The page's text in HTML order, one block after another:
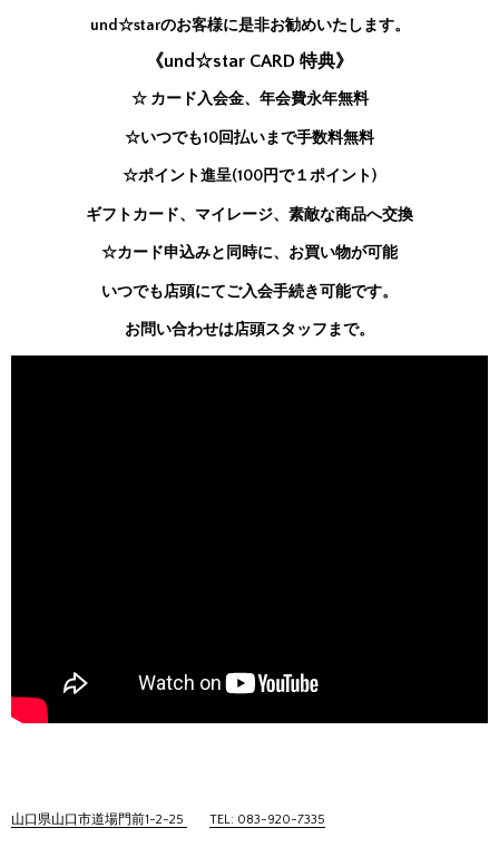
und☆starのお客様に是非お勧めいたします。
《und☆star CARD 特典》
☆ カード入会金、年会費永年無料
☆いつでも10回払いまで手数料無料
☆ポイント進呈(100円で１ポイント)
ギフトカード、マイレージ、素敵な商品へ交換
☆カード申込みと同時に、お買い物が可能
いつでも店頭にてご入会手続き可能です。
お問い合わせは店頭スタッフまで。
山口県山口市道場門前1-2-25 TEL: 083-920-7335